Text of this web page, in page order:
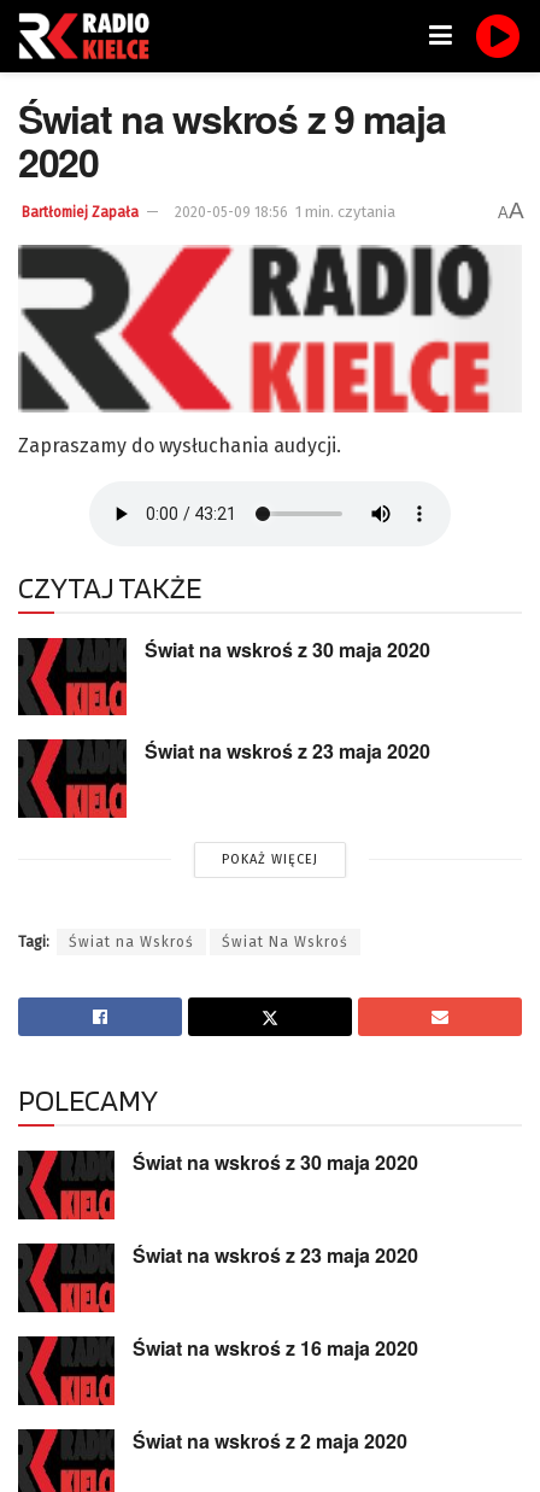
Świat na wskroś z 9 maja
2020
Bartłomiej Zapała 2020-05-09 18:56 1 min. czytania AA
Zapraszamy do wysłuchania audycji.
CZYTAJ TAKŻE
Świat na wskroś z 30 maja 2020
Świat na wskroś z 23 maja 2020
POKAŻ WIĘCEJ
Tagi: Świat na Wskroś Świat Na Wskroś
POLECAMY
Świat na wskroś z 30 maja 2020
Świat na wskroś z 23 maja 2020
Świat na wskroś z 16 maja 2020
Świat na wskroś z 2 maja 2020